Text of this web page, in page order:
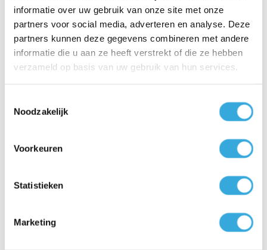
informatie over uw gebruik van onze site met onze
partners voor social media, adverteren en analyse. Deze
partners kunnen deze gegevens combineren met andere
informatie die u aan ze heeft verstrekt of die ze hebben
verzameld op basis van uw gebruik van hun services.
Noodzakelijk
Voorkeuren
Statistieken
Marketing
Postcode*
Woonplaats*